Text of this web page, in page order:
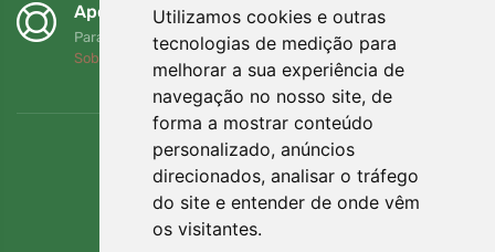
Utilizamos cookies e outras
tecnologias de medição para
melhorar a sua experiência de
navegação no nosso site, de
forma a mostrar conteúdo
personalizado, anúncios
direcionados, analisar o tráfego
do site e entender de onde vêm
os visitantes.
Apoiamos a Trees.org
Para cada encomenda plantamos uma árvore! Leia mais
Sobre nós